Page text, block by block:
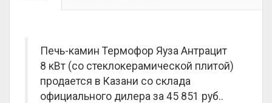
Печь-камин Термофор Яуза Антрацит
8 кВт (со стеклокерамической плитой)
продается в Казани со склада
официального дилера за 45 851 руб..